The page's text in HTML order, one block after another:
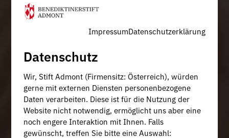
ImpressumDatenschutzerklärung
Datenschutz
Wir, Stift Admont (Firmensitz: Österreich), würden
gerne mit externen Diensten personenbezogene
Daten verarbeiten. Diese ist für die Nutzung der
Website nicht notwendig, ermöglicht uns aber eine
noch engere Interaktion mit Ihnen. Falls
gewünscht, treffen Sie bitte eine Auswahl: